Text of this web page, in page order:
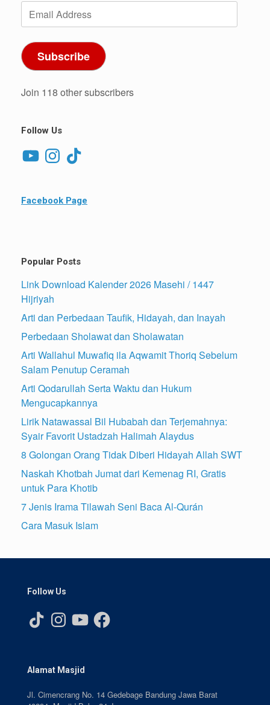
Email
Address
Subscribe
Join 118 other subscribers
Follow Us
YouTubeInstagram
TikTok
Facebook Page
Popular Posts
Link Download Kalender 2026 Masehi / 1447
Hijriyah
Arti dan Perbedaan Taufik, Hidayah, dan Inayah
Perbedaan Sholawat dan Sholawatan
Arti Wallahul Muwafiq ila Aqwamit Thoriq Sebelum
Salam Penutup Ceramah
Arti Qodarullah Serta Waktu dan Hukum
Mengucapkannya
Lirik Natawassal Bil Hubabah dan Terjemahnya:
Syair Favorit Ustadzah Halimah Alaydus
8 Golongan Orang Tidak Diberi Hidayah Allah SWT
Naskah Khotbah Jumat dari Kemenag RI, Gratis
untuk Para Khotib
7 Jenis Irama Tilawah Seni Baca Al-Qurán
Cara Masuk Islam
Follow Us
TikTok InstagramYouTubeFacebook
Alamat Masjid
Jl. Cimencrang No. 14 Gedebage Bandung Jawa Barat